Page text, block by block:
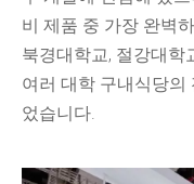
비 제품 중 가장 완벽
북경대학교, 절강대학
여러 대학 구내식당의
었습니다.